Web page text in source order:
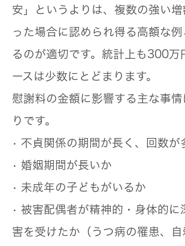
安」というよりは、複数の強い
った場合に認められ得る高額な
るのが適切です。統計上も300万
ースは少数にとどまります。
慰謝料の金額に影響する主な事
りです。
• 不貞関係の期間が長く、回数が
• 婚姻期間が長いか
• 未成年の子どもがいるか
• 被害配偶者が精神的・身体的に
害を受けたか（うつ病の罹患、自